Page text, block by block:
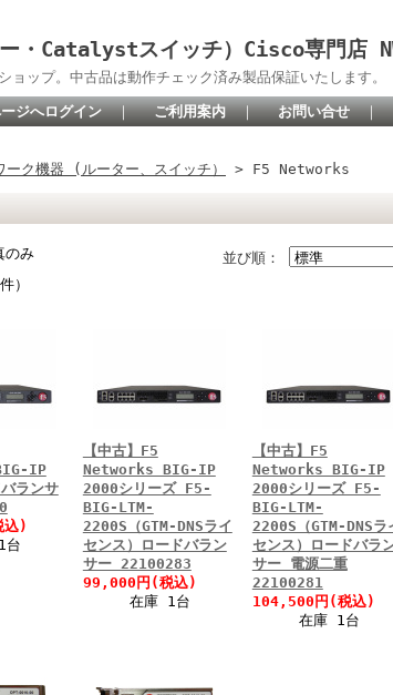
・Catalystスイッチ）Cisco専門店
ップ。中古品は動作チェック済み製品保証いたします。
ジへログイン ｜ ご利用案内 ｜ お問い合せ ｜
ーク機器 (ルーター、スイッチ） > F5 Networks
並び順：
み
）
IP
ランサ
込)
台
【中古】F5
Networks BIG-IP
2000シリーズ F5-
BIG-LTM-
2200S（GTM-DNSライ
センス）ロードバラン
サー 22100283
99,000円(税込)
在庫 1台
【中古】F5
Networks BIG-IP
2000シリーズ F5-
BIG-LTM-
2200S（GTM-DNSラ
センス）ロードバラ
サー 電源二重
22100281
104,500円(税込)
在庫 1台